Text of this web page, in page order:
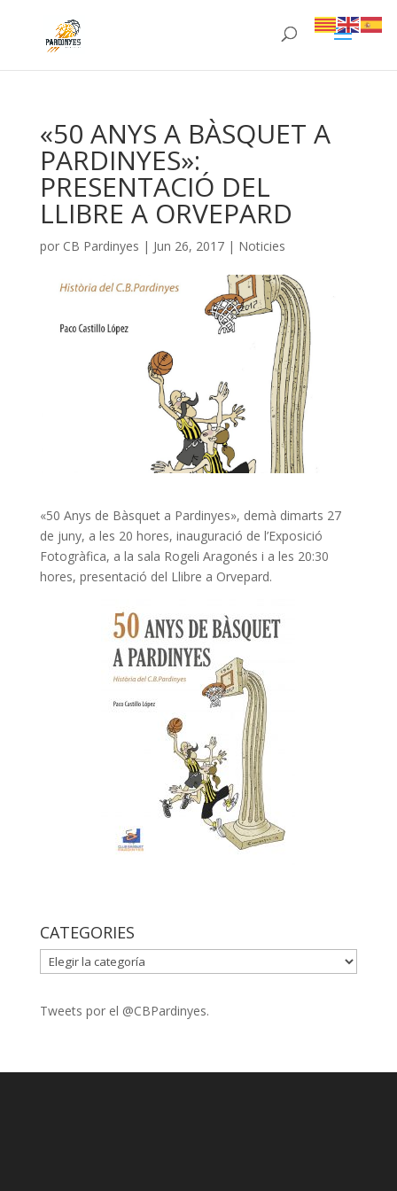
«50 ANYS A BÀSQUET A
PARDINYES»:
PRESENTACIÓ DEL
LLIBRE A ORVEPARD
por CB Pardinyes | Jun 26, 2017| Noticies
«50 Anys de Bàsquet a Pardinyes», demà dimarts 27
de juny, a les 20 hores, inauguració de l’Exposició
Fotogràfica, a la sala Rogeli Aragonés i a les 20:30
hores, presentació del Llibre a Orvepard.
CATEGORIES
CATEGORIES
Tweets por el @CBPardinyes.